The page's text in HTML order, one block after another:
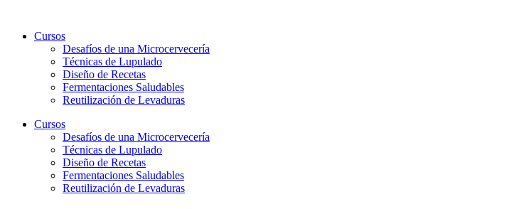
contenidoCursos
Desafíos de una Microcervecería
Técnicas de Lupulado
Diseño de Recetas
Fermentaciones Saludables
Reutilización de Levaduras
Cursos
Desafíos de una Microcervecería
Técnicas de Lupulado
Diseño de Recetas
Fermentaciones Saludables
Reutilización de Levaduras